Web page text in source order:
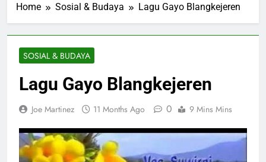
Home Sosial & Budaya Lagu Gayo Blangkejeren
SOSIAL & BUDAYA
Lagu Gayo Blangkejeren
Joe Martinez 11 Months Ago 0 9 Mins Mins